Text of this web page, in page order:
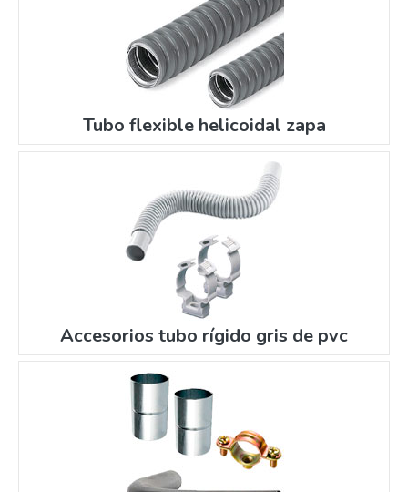
Tubo flexible helicoidal zapa
Accesorios tubo rígido gris de pvc